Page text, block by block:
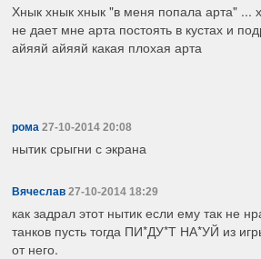
Хнык хнык хнык "в меня попала арта" ...
не дает мне арта постоять в кустах и
айяяй айяяй какая плохая арта
рома 27-10-2014 20:08
нытик срыгни с экрана
Вячеслав 27-10-2014 18:29
как задрал этот нытик если ему так не
танков пусть тогда ПИ*ДУ*Т НА*УЙ из
от него.